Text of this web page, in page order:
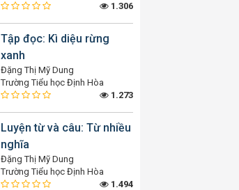
1.306
Tập đọc: Kì diệu rừng
xanh
Đặng Thị Mỹ Dung
Trường Tiểu học Định Hòa
1.273
Luyện từ và câu: Từ nhiều
nghĩa
Đặng Thị Mỹ Dung
Trường Tiểu học Định Hòa
1.494